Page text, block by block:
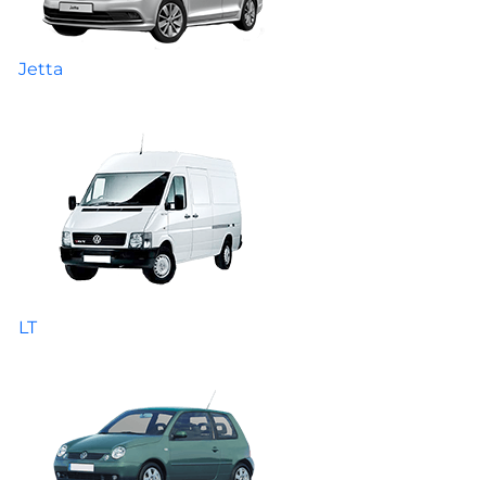
Jetta
LT